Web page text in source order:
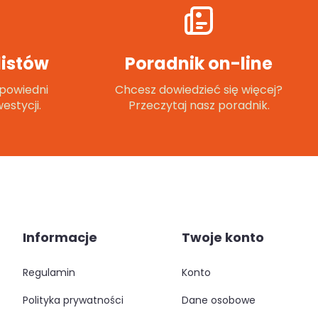
Poradnik on-line
Chcesz dowiedzieć się więcej?
Przeczytaj nasz poradnik.
Informacje
regulamin
polityka prywatności
Twoje konto
konto
dane osobowe